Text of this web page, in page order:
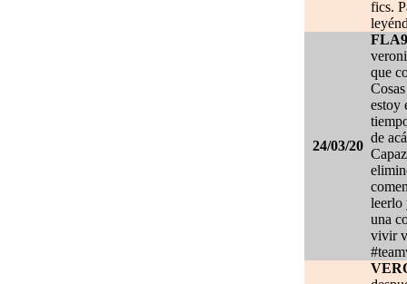
fics.
24/03/20
que
estoy
de
leerlo
una
vivir